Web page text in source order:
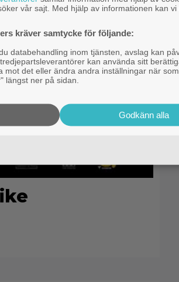
vår sajt. Med hjälp av informationen kan vi
kräver samtycke för följande:
databehandling inom tjänsten, avslag kan
kan använda sitt
mot det eller ändra andra inställningar när
längst ner på sidan.
Godkänn alla